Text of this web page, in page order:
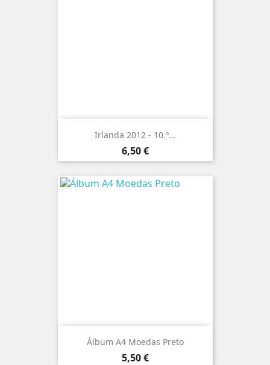
Irlanda 2012 - 10.º...
Preço
6,50 €
Álbum A4 Moedas Preto
Preço
5,50 €